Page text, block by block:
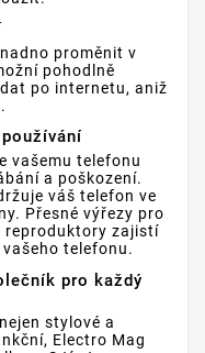
proměnit v
pohodlně
po internetu, aniž
vašemu telefonu
a poškození.
váš telefon ve
Přesné výřezy pro
reproduktory zajistí
telefonu.
pro každý
stylové a
Electro Mag